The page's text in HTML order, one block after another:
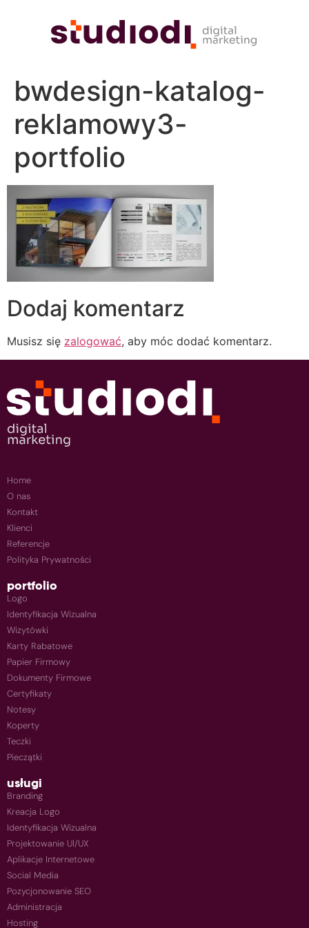
bwdesign-katalog-
reklamowy3-
portfolio
Dodaj komentarz
Musisz się zalogować, aby móc dodać komentarz.
Home
O nas
Kontakt
Klienci
Referencje
Polityka Prywatności
portfolio
Logo
Identyfikacja Wizualna
Wizytówki
Karty Rabatowe
Papier Firmowy
Dokumenty Firmowe
Certyfikaty
Notesy
Koperty
Teczki
Pieczątki
usługi
Branding
Kreacja Logo
Identyfikacja Wizualna
Projektowanie UI/UX
Aplikacje Internetowe
Social Media
Pozycjonowanie SEO
Administracja
Hosting